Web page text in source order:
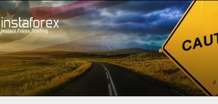
เกี่ยวกับ InstaForex